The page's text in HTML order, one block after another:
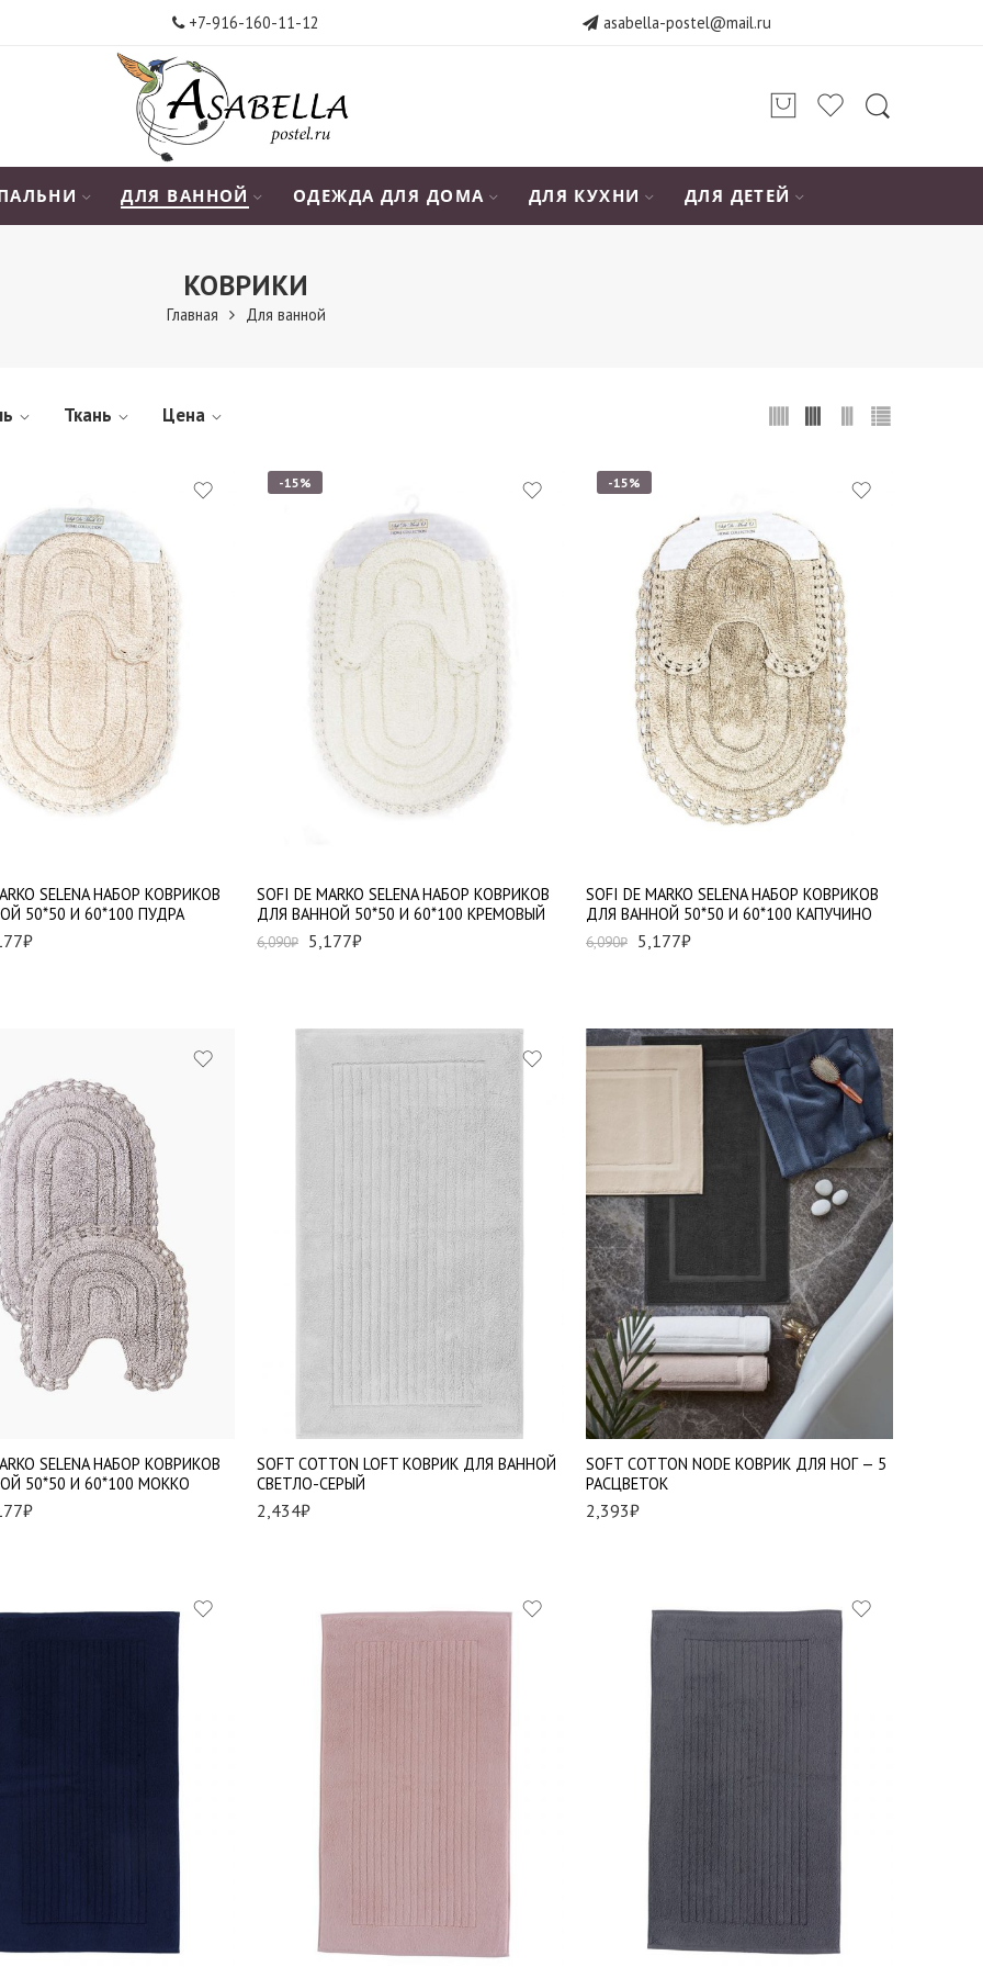
+7-916-160-11-12 asabella-postel@mail.ru
ДЛЯ ВАННОЙ ОДЕЖДА ДЛЯ ДОМА ДЛЯ КУХНИ ДЛЯ ДЕТЕЙ
КОВРИКИ
Главная Для ванной
Ткань Цена
SELENA НАБОР КОВРИКОВ
50*50 И 60*100 ПУДРА
₽
-15%
SOFI DE MARKO SELENA НАБОР КОВРИКОВ
ДЛЯ ВАННОЙ 50*50 И 60*100 КРЕМОВЫЙ
6,090₽ 5,177₽
-15%
SOFI DE MARKO SELENA НАБОР КОВРИКОВ
ДЛЯ ВАННОЙ 50*50 И 60*100 КАПУЧИНО
6,090₽ 5,177₽
SELENA НАБОР КОВРИКОВ
50*50 И 60*100 МОККО
₽
SOFT СOTTON LOFT КОВРИК ДЛЯ ВАННОЙ
СВЕТЛО-СЕРЫЙ
2,434₽
SOFT COTTON NODE КОВРИК ДЛЯ НОГ — 5
РАСЦВЕТОК
2,393₽
Антрацит
Белый
Гр-розовый
Кремовый
Синий